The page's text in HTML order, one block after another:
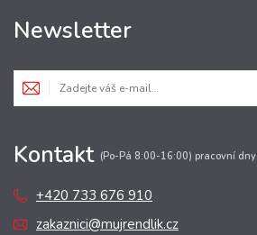
Newsletter
Kontakt (Po-Pá 8:00-16:00) pracovní dny
+420 733 676 910
zakaznici@mujrendlik.cz